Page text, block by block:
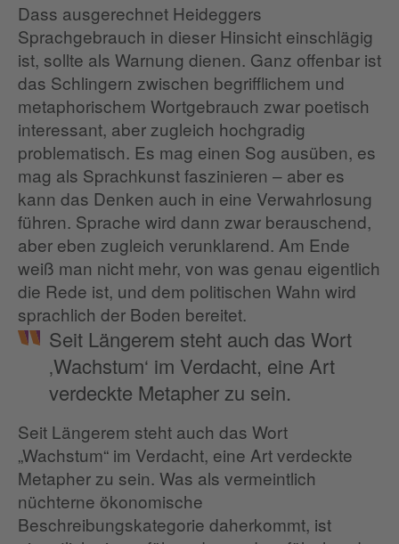
Dass ausgerechnet Heideggers
Sprachgebrauch in dieser Hinsicht einschlägig
ist, sollte als Warnung dienen. Ganz offenbar ist
das Schlingern zwischen begrifflichem und
metaphorischem Wortgebrauch zwar poetisch
interessant, aber zugleich hochgradig
problematisch. Es mag einen Sog ausüben, es
mag als Sprachkunst faszinieren – aber es
kann das Denken auch in eine Verwahrlosung
führen. Sprache wird dann zwar berauschend,
aber eben zugleich verunklarend. Am Ende
weiß man nicht mehr, von was genau eigentlich
die Rede ist, und dem politischen Wahn wird
sprachlich der Boden bereitet.
Seit Längerem steht auch das Wort
‚Wachstum‘ im Verdacht, eine Art
verdeckte Metapher zu sein.
Seit Längerem steht auch das Wort
„Wachstum“ im Verdacht, eine Art verdeckte
Metapher zu sein. Was als vermeintlich
nüchterne ökonomische
Beschreibungskategorie daherkommt, ist